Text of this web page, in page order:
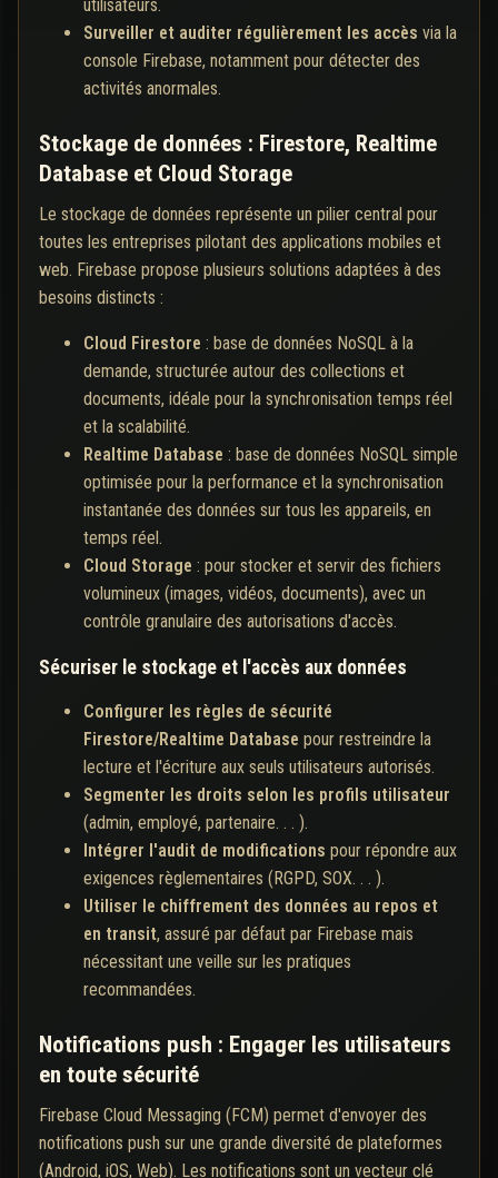
utilisateurs.
Surveiller et auditer régulièrement les accès via la
console Firebase, notamment pour détecter des
activités anormales.
Stockage de données : Firestore, Realtime
Database et Cloud Storage
Le stockage de données représente un pilier central pour
toutes les entreprises pilotant des applications mobiles et
web. Firebase propose plusieurs solutions adaptées à des
besoins distincts :
Cloud Firestore : base de données NoSQL à la
demande, structurée autour des collections et
documents, idéale pour la synchronisation temps réel
et la scalabilité.
Realtime Database : base de données NoSQL simple
optimisée pour la performance et la synchronisation
instantanée des données sur tous les appareils, en
temps réel.
Cloud Storage : pour stocker et servir des fichiers
volumineux (images, vidéos, documents), avec un
contrôle granulaire des autorisations d'accès.
Sécuriser le stockage et l'accès aux données
Configurer les règles de sécurité
Firestore/Realtime Database pour restreindre la
lecture et l'écriture aux seuls utilisateurs autorisés.
Segmenter les droits selon les profils utilisateur
(admin, employé, partenaire. . . ).
Intégrer l'audit de modifications pour répondre aux
exigences règlementaires (RGPD, SOX. . . ).
Utiliser le chiffrement des données au repos et
en transit, assuré par défaut par Firebase mais
nécessitant une veille sur les pratiques
recommandées.
Notifications push : Engager les utilisateurs
en toute sécurité
Firebase Cloud Messaging (FCM) permet d'envoyer des
notifications push sur une grande diversité de plateformes
(Android, iOS, Web). Les notifications sont un vecteur clé